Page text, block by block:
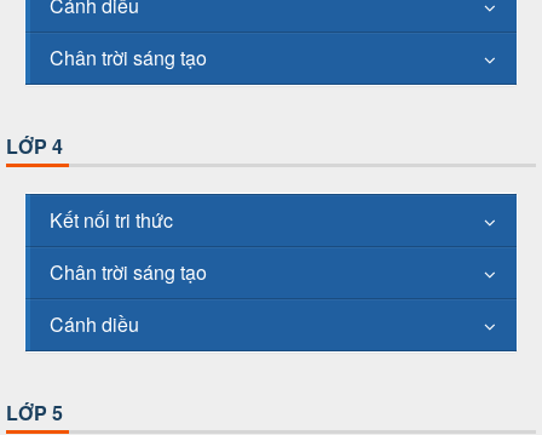
Chân trời sáng tạo
LỚP 4
Kết nối tri thức
Chân trời sáng tạo
Cánh diều
LỚP 5